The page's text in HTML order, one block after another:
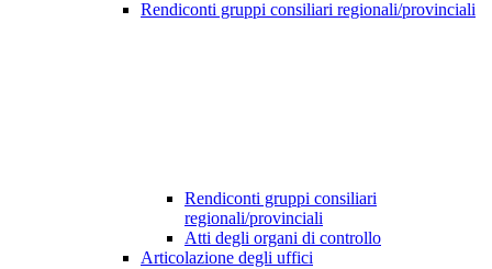
Rendiconti gruppi consiliari regionali/provinciali
Rendiconti gruppi consiliari
regionali/provinciali
Atti degli organi di controllo
Articolazione degli uffici